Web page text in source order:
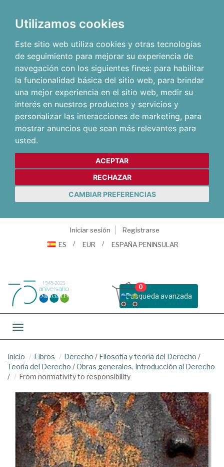
Utilizamos cookies
Este sitio web utiliza cookies y otras tecnologías
de seguimiento para mejorar su experiencia de
navegación con los siguientes fines: para habilitar
la funcionalidad básica del sitio web, para brindar
una mejor experiencia en el sitio web, medir su
interés en nuestros productos y servicios y
personalizar las interacciones de marketing, para
mostrar anuncios que sean más relevantes para
usted.
ACEPTAR
RECHAZAR
CAMBIAR PREFERENCIAS
Iniciar sesión
Registrarse
ES
EUR ESPAÑA PENINSULAR
Busqueda avanzada
0
Toggle navigation
Inicio Libros Derecho / Filosofía y teoría del Derecho /
Teoría del Derecho /Obras generales. Introducción al Derecho
/
From normativity to responsibility